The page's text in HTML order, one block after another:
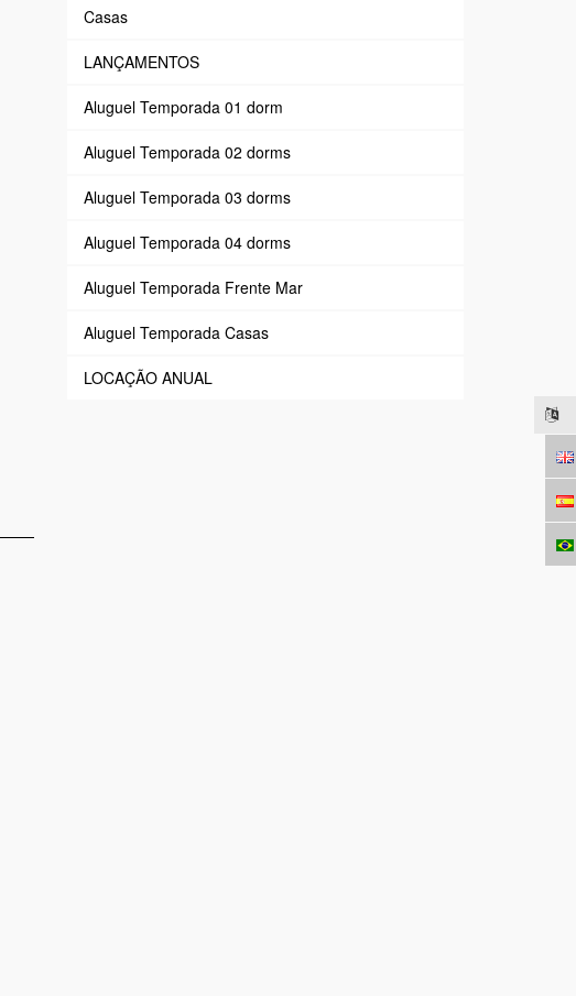
Casas
LANÇAMENTOS
Aluguel Temporada 01 dorm
Aluguel Temporada 02 dorms
Aluguel Temporada 03 dorms
Aluguel Temporada 04 dorms
Aluguel Temporada Frente Mar
Aluguel Temporada Casas
LOCAÇÃO ANUAL